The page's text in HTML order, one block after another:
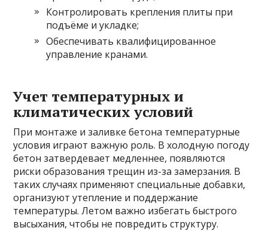
Контролировать крепления плиты при
подъёме и укладке;
Обеспечивать квалифицированное
управление кранами.
Учет температурных и
климатических условий
При монтаже и заливке бетона температурные
условия играют важную роль. В холодную погоду
бетон затвердевает медленнее, появляются
риски образования трещин из-за замерзания. В
таких случаях применяют специальные добавки,
организуют утепление и поддержание
температуры. Летом важно избегать быстрого
высыхания, чтобы не повредить структуру.